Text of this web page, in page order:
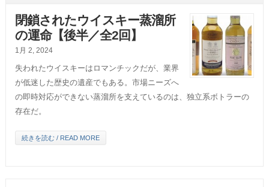
閉鎖されたウイスキー蒸溜所
の運命【後半／全2回】
1月 2, 2024
失われたウイスキーはロマンチックだが、業界
が低迷した歴史の遺産でもある。市場ニーズへ
の即時対応ができない蒸溜所を支えているのは、独立系ボトラーの
存在だ。
続きを読む / READ MORE